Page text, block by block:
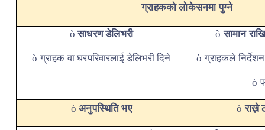
ग्राहकको लोकेसनमा पुग्ने
ò साधरण डेलिभरी
ò ग्राहक वा घरपरिवारलाई डेलिभरी दिने
ò सामान
ò ग्राहकले
ò
ò अनुपस्थिति भए ò